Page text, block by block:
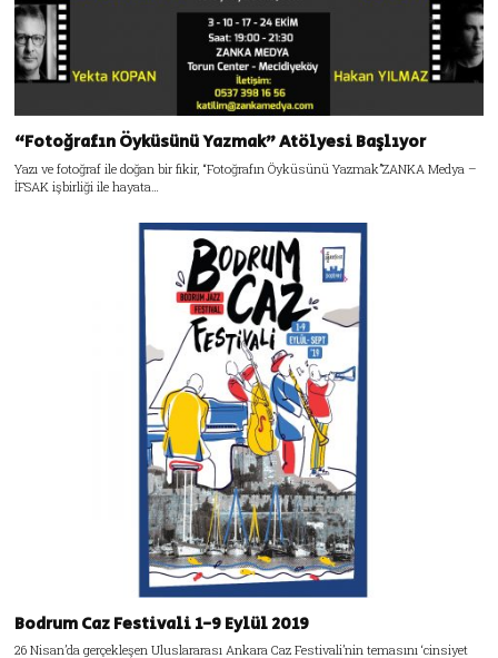
“Fotoğrafın Öyküsünü Yazmak” Atölyesi Başlıyor
Yazı ve fotoğraf ile doğan bir fikir, “Fotoğrafın Öyküsünü Yazmak”ZANKA Medya –
İFSAK işbirliği ile hayata…
Bodrum Caz Festivali 1-9 Eylül 2019
26 Nisan’da gerçekleşen Uluslararası Ankara Caz Festivali’nin temasını ‘cinsiyet